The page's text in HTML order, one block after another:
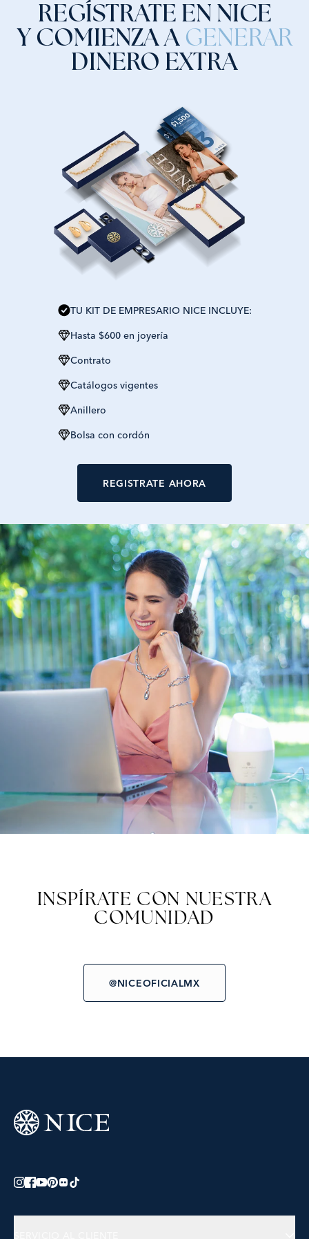
REGÍSTRATE EN NICE
Y COMIENZA A GENERAR
DINERO EXTRA
TU KIT DE EMPRESARIO NICE INCLUYE:
Hasta $600 en joyería
Contrato
Catálogos vigentes
Anillero
Bolsa con cordón
REGISTRATE AHORA
INSPÍRATE CON NUESTRA
COMUNIDAD
@NICEOFICIALMX